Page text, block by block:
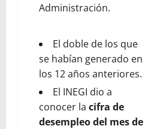
Administración.
El doble de los que
se habían generado en
los 12 años anteriores.
El INEGI dio a
conocer la cifra de
desempleo del mes de